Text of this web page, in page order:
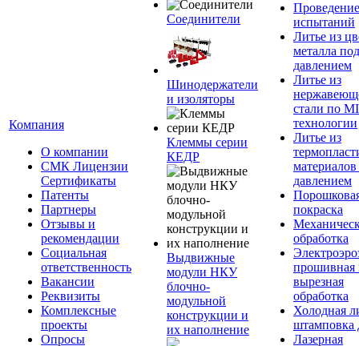
Компания
О компании
СМК Лицензии
Сертификаты
Патенты
Партнеры
Отзывы и
рекомендации
Социальная
ответственность
Вакансии
Реквизиты
Комплексные
проекты
Опросы
Соединители
Шинодержатели
и изоляторы
Клеммы серии
КЕДР
Выдвижные
модули НКУ
блочно-
модульной
конструкции и
их наполнение
Проведение
испытаний
Литье из
металла под
давлением
Литье из
стали по
технологии
Литье из
давлением
покраска
обработка
прошивная
вырезная
обработка
Холодная
штамповка
Лазерная